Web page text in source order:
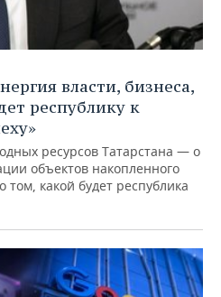
власти, бизнеса,
республику к
ресурсов Татарстана — о
объектов накопленного
какой будет республика